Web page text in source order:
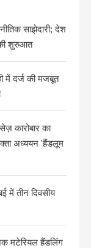
साझेदारी; देश
की शुरुआत
में दर्ज की मजबूत
कारोबार का
अध्ययन 'हैंडलूम
में तीन दिवसीय
मटेरियल हैंडलिंग